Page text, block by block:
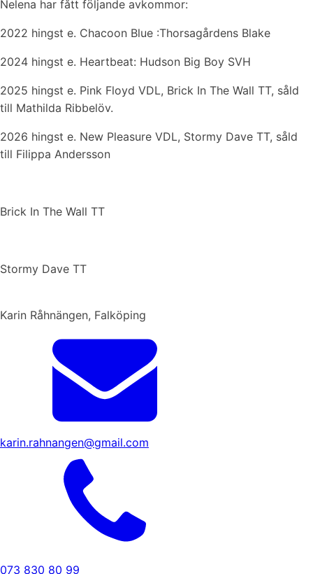
Nelena har fått följande avkommor:
2022 hingst e. Chacoon Blue :Thorsagårdens Blake
2024 hingst e. Heartbeat: Hudson Big Boy SVH
2025 hingst e. Pink Floyd VDL, Brick In The Wall TT, såld
till Mathilda Ribbelöv.
2026 hingst e. New Pleasure VDL, Stormy Dave TT, såld
till Filippa Andersson
Brick In The Wall TT
Stormy Dave TT
Karin Råhnängen, Falköping
karin.rahnangen@gmail.com
073 830 80 99